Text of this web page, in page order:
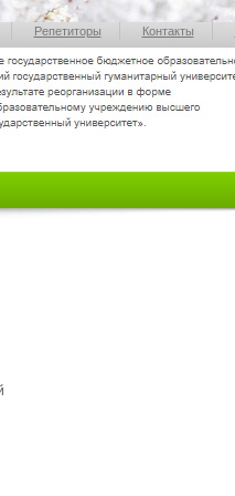
Репетиторы Контакты